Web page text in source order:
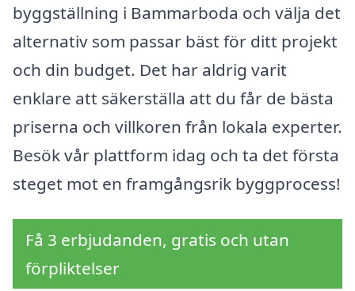
byggställning i Bammarboda och välja det
alternativ som passar bäst för ditt projekt
och din budget. Det har aldrig varit
enklare att säkerställa att du får de bästa
priserna och villkoren från lokala experter.
Besök vår plattform idag och ta det första
steget mot en framgångsrik byggprocess!
Få 3 erbjudanden, gratis och utan
förpliktelser